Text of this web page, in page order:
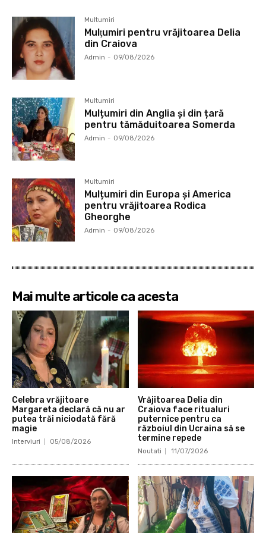
Multumiri
Mulţumiri pentru vrăjitoarea Delia
din Craiova
Admin - 09/08/2026
Multumiri
Mulțumiri din Anglia și din țară
pentru tămăduitoarea Somerda
Admin - 09/08/2026
Multumiri
Mulțumiri din Europa și America
pentru vrăjitoarea Rodica
Gheorghe
Admin - 09/08/2026
Mai multe articole ca acesta
Celebra vrăjitoare
Margareta declară că nu ar
putea trăi niciodată fără
magie
Interviuri 05/08/2026
Vrăjitoarea Delia din
Craiova face ritualuri
puternice pentru ca
războiul din Ucraina să se
termine repede
Noutati 11/07/2026